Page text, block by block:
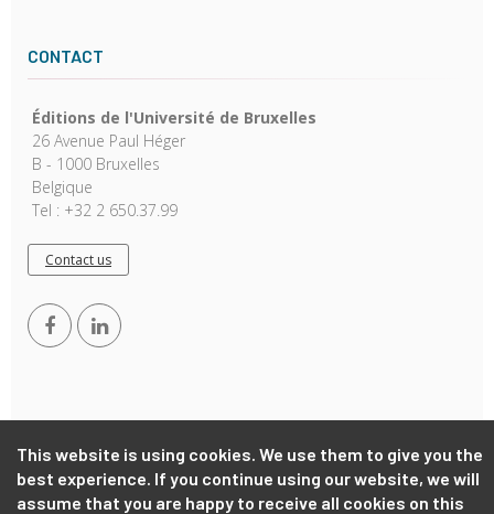
This website is using cookies. We use them to give you the
best experience. If you continue using our website, we will
assume that you are happy to receive all cookies on this
CONTACT
Éditions de l'Université de Bruxelles
26 Avenue Paul Héger
B - 1000 Bruxelles
Belgique
Tel : +32 2 650.37.99
Contact us
Copyright © 2026, EUB. Powered by GiantChair. All Rights
Reserved